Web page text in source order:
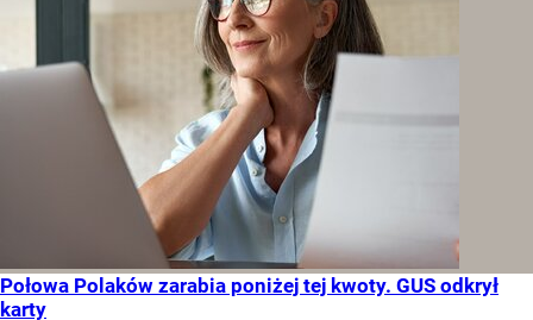
Połowa Polaków zarabia poniżej tej kwoty. GUS odkrył
karty